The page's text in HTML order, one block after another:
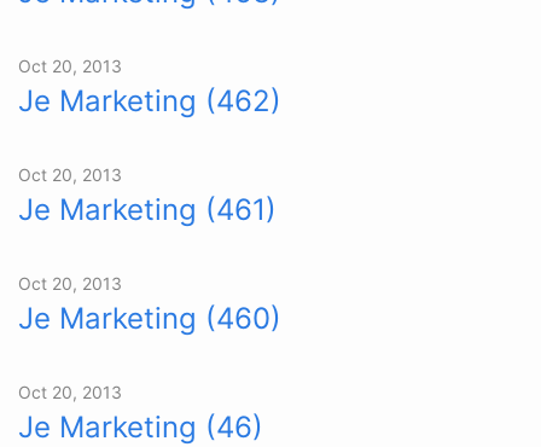
Oct 20, 2013
Je Marketing (462)
Oct 20, 2013
Je Marketing (461)
Oct 20, 2013
Je Marketing (460)
Oct 20, 2013
Je Marketing (46)